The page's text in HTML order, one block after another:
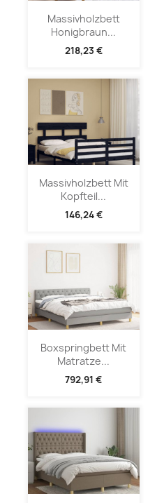
Massivholzbett
Honigbraun...
218,23 €
Massivholzbett Mit
Kopfteil...
146,24 €
Boxspringbett Mit
Matratze...
792,91 €